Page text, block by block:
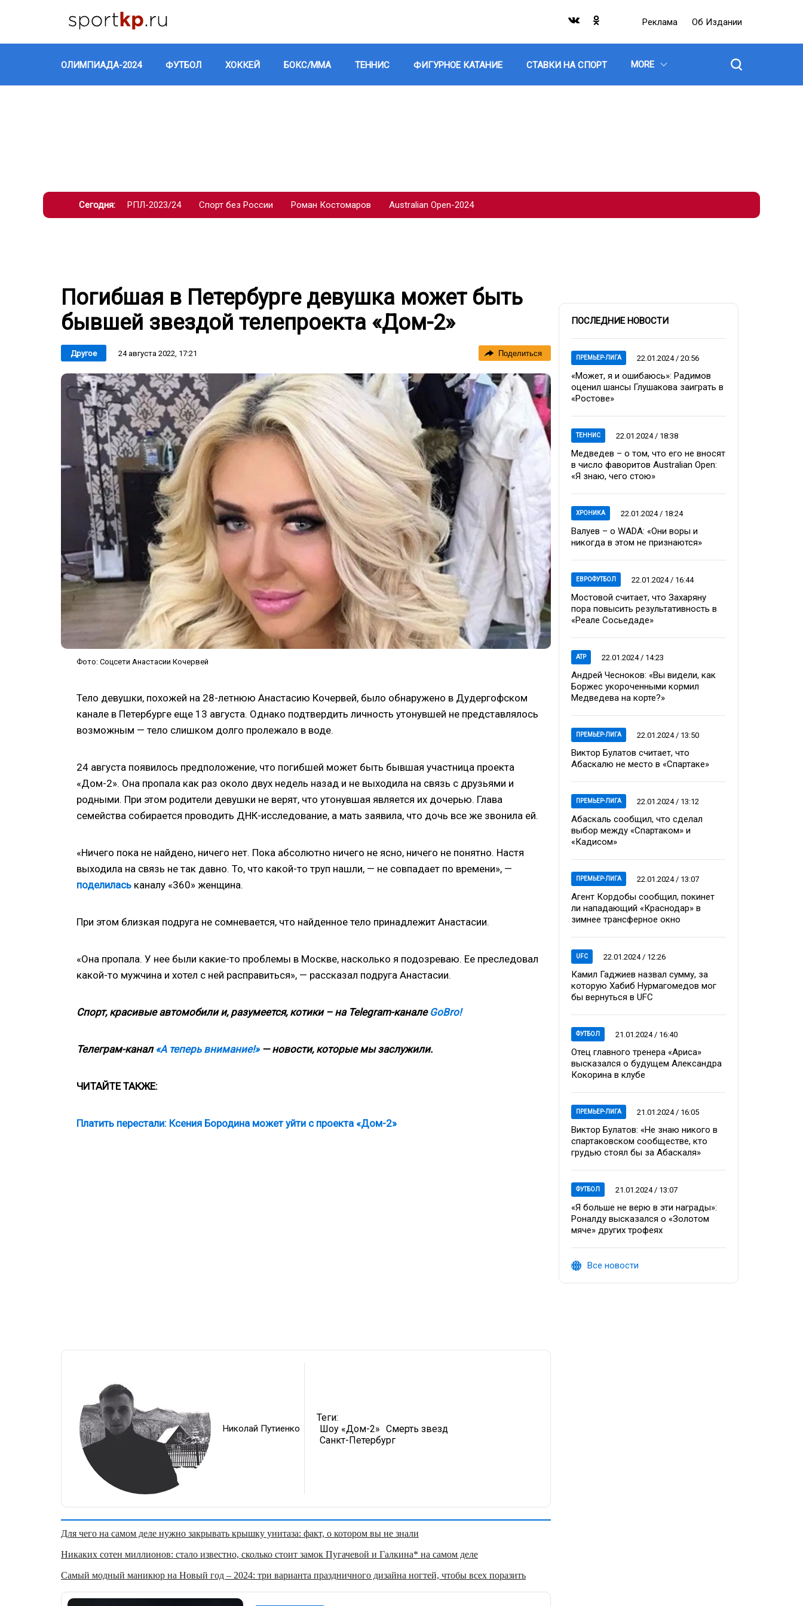
Реклама Об Издании
ОЛИМПИАДА-2024 ФУТБОЛ ХОККЕЙ БОКС/ММА ТЕННИС ФИГУРНОЕ КАТАНИЕ СТАВКИ НА СПОРТ MORE
Сегодня: РПЛ-2023/24 Спорт без России Роман Костомаров Australian Open-2024
Погибшая в Петербурге девушка может быть
бывшей звездой телепроекта «Дом-2»
Другое 24 августа 2022, 17:21 Поделиться
Фото: Соцсети Анастасии Кочервей
Тело девушки, похожей на 28-летнюю Анастасию Кочервей, было обнаружено в Дудергофском
канале в Петербурге еще 13 августа. Однако подтвердить личность утонувшей не представлялось
возможным — тело слишком долго пролежало в воде.
24 августа появилось предположение, что погибшей может быть бывшая участница проекта
«Дом-2». Она пропала как раз около двух недель назад и не выходила на связь с друзьями и
родными. При этом родители девушки не верят, что утонувшая является их дочерью. Глава
семейства собирается проводить ДНК-исследование, а мать заявила, что дочь все же звонила ей.
«Ничего пока не найдено, ничего нет. Пока абсолютно ничего не ясно, ничего не понятно. Настя
выходила на связь не так давно. То, что какой-то труп нашли, — не совпадает по времени», —
поделилась каналу «360» женщина.
При этом близкая подруга не сомневается, что найденное тело принадлежит Анастасии.
«Она пропала. У нее были какие-то проблемы в Москве, насколько я подозреваю. Ее преследовал
какой-то мужчина и хотел с ней расправиться», — рассказал подруга Анастасии.
Спорт, красивые автомобили и, разумеется, котики – на Telegram-канале GoBro!
Телеграм-канал «А теперь внимание!»— новости, которые мы заслужили.
ЧИТАЙТЕ ТАКЖЕ:
Платить перестали: Ксения Бородина может уйти с проекта «Дом-2»
Николай Путиенко
Теги:
Шоу «Дом-2»
Смерть звезд
Санкт-Петербург
Для чего на самом деле нужно закрывать крышку унитаза: факт, о котором вы не знали
Никаких сотен миллионов: стало известно, сколько стоит замок Пугачевой и Галкина* на самом деле
Самый модный маникюр на Новый год – 2024: три варианта праздничного дизайна ногтей, чтобы всех поразить
ПОСЛЕДНИЕ НОВОСТИ
ПРЕМЬЕР-ЛИГА 22.01.2024 / 20:56
«Может, я и ошибаюсь»: Радимов
оценил шансы Глушакова заиграть в
«Ростове»
ТЕННИС 22.01.2024 / 18:38
Медведев – о том, что его не вносят
в число фаворитов Australian Open:
«Я знаю, чего стою»
ХРОНИКА 22.01.2024 / 18:24
Валуев – о WADA: «Они воры и
никогда в этом не признаются»
ЕВРОФУТБОЛ 22.01.2024 / 16:44
Мостовой считает, что Захаряну
пора повысить результативность в
«Реале Сосьедаде»
ATP 22.01.2024 / 14:23
Андрей Чесноков: «Вы видели, как
Боржес укороченными кормил
Медведева на корте?»
ПРЕМЬЕР-ЛИГА 22.01.2024 / 13:50
Виктор Булатов считает, что
Абаскалю не место в «Спартаке»
ПРЕМЬЕР-ЛИГА 22.01.2024 / 13:12
Абаскаль сообщил, что сделал
выбор между «Спартаком» и
«Кадисом»
ПРЕМЬЕР-ЛИГА 22.01.2024 / 13:07
Агент Кордобы сообщил, покинет
ли нападающий «Краснодар» в
зимнее трансферное окно
UFC 22.01.2024 / 12:26
Камил Гаджиев назвал сумму, за
которую Хабиб Нурмагомедов мог
бы вернуться в UFC
ФУТБОЛ 21.01.2024 / 16:40
Отец главного тренера «Ариса»
высказался о будущем Александра
Кокорина в клубе
ПРЕМЬЕР-ЛИГА 21.01.2024 / 16:05
Виктор Булатов: «Не знаю никого в
спартаковском сообществе, кто
грудью стоял бы за Абаскаля»
ФУТБОЛ 21.01.2024 / 13:07
«Я больше не верю в эти награды»:
Роналду высказался о «Золотом
мяче» других трофеях
Все новости